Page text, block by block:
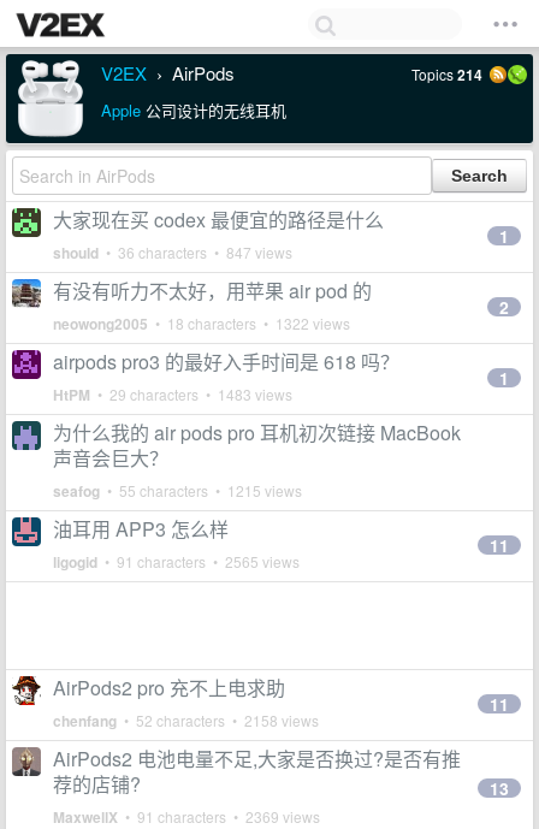
V2EX › AirPods Topics214
Apple 公司设计的无线耳机
大家现在买 codex 最便宜的路径是什么
should • 36 characters • 847 views
1
有没有听力不太好，用苹果 air pod 的
neowong2005 • 18 characters • 1322 views
2
airpods pro3 的最好入手时间是 618 吗？
HtPM • 29 characters • 1483 views
1
为什么我的 air pods pro 耳机初次链接 MacBook
声音会巨大？
seafog • 55 characters • 1215 views
油耳用 APP3 怎么样
ligogid • 91 characters • 2565 views
11
AirPods2 pro 充不上电求助
chenfang • 52 characters • 2158 views
11
AirPods2 电池电量不足,大家是否换过?是否有推
荐的店铺?
MaxwellX • 91 characters • 2369 views
13